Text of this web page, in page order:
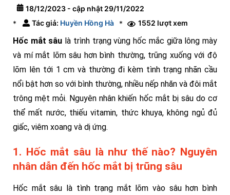
18/12/2023 - cập nhật 29/11/2022
*
Tác giả: Huyền Hồng Hà * 1552 lượt xem
Hốc mắt sâu là trình trạng vùng hốc mắc giữa lông mày
và mí mắt lõm sâu hơn bình thường, trũng xuống với độ
lõm lên tới 1 cm và thường đi kèm tình trạng nhãn cầu
nổi bật hơn so với bình thường, nhiều nếp nhăn và đôi mắt
trông mệt mỏi. Nguyên nhân khiến hốc mắt bị sâu do cơ
thể mất nước, thiếu vitamin, thức khuya, không ngủ đủ
giấc, viêm xoang và dị ứng.
1. Hốc mắt sâu là như thế nào? Nguyên
nhân dẫn đến hốc mắt bị trũng sâu
Hốc mắt sâu là tình trạng mắt lõm vào sâu hơn bình